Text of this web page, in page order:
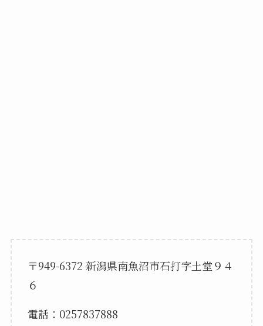
〒949-6372 新潟県南魚沼市石打字土堂９４
６
電話：0257837888